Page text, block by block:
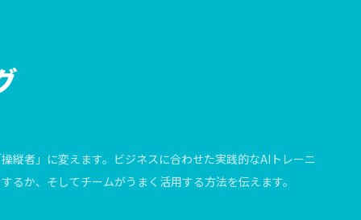
縦者」に変えます。ビジネスに合わせた実践的なAIトレーニ
か、そしてチームがうまく活用する方法を伝えます。